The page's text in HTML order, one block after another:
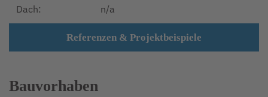
Dach: n/a
Referenzen & Projektbeispiele
Bauvorhaben